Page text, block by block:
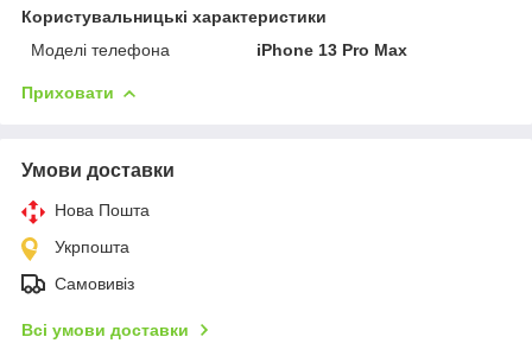
Користувальницькі характеристики
Моделі телефона
iPhone 13 Pro Max
Приховати
Умови доставки
Нова Пошта
Укрпошта
Самовивіз
Всі умови доставки